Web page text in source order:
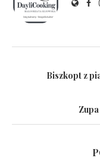
Biszkopt z